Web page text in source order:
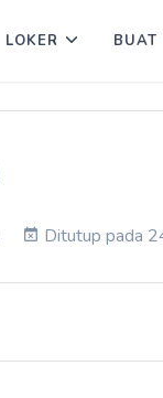
LOKER BUAT
Ditutup pada